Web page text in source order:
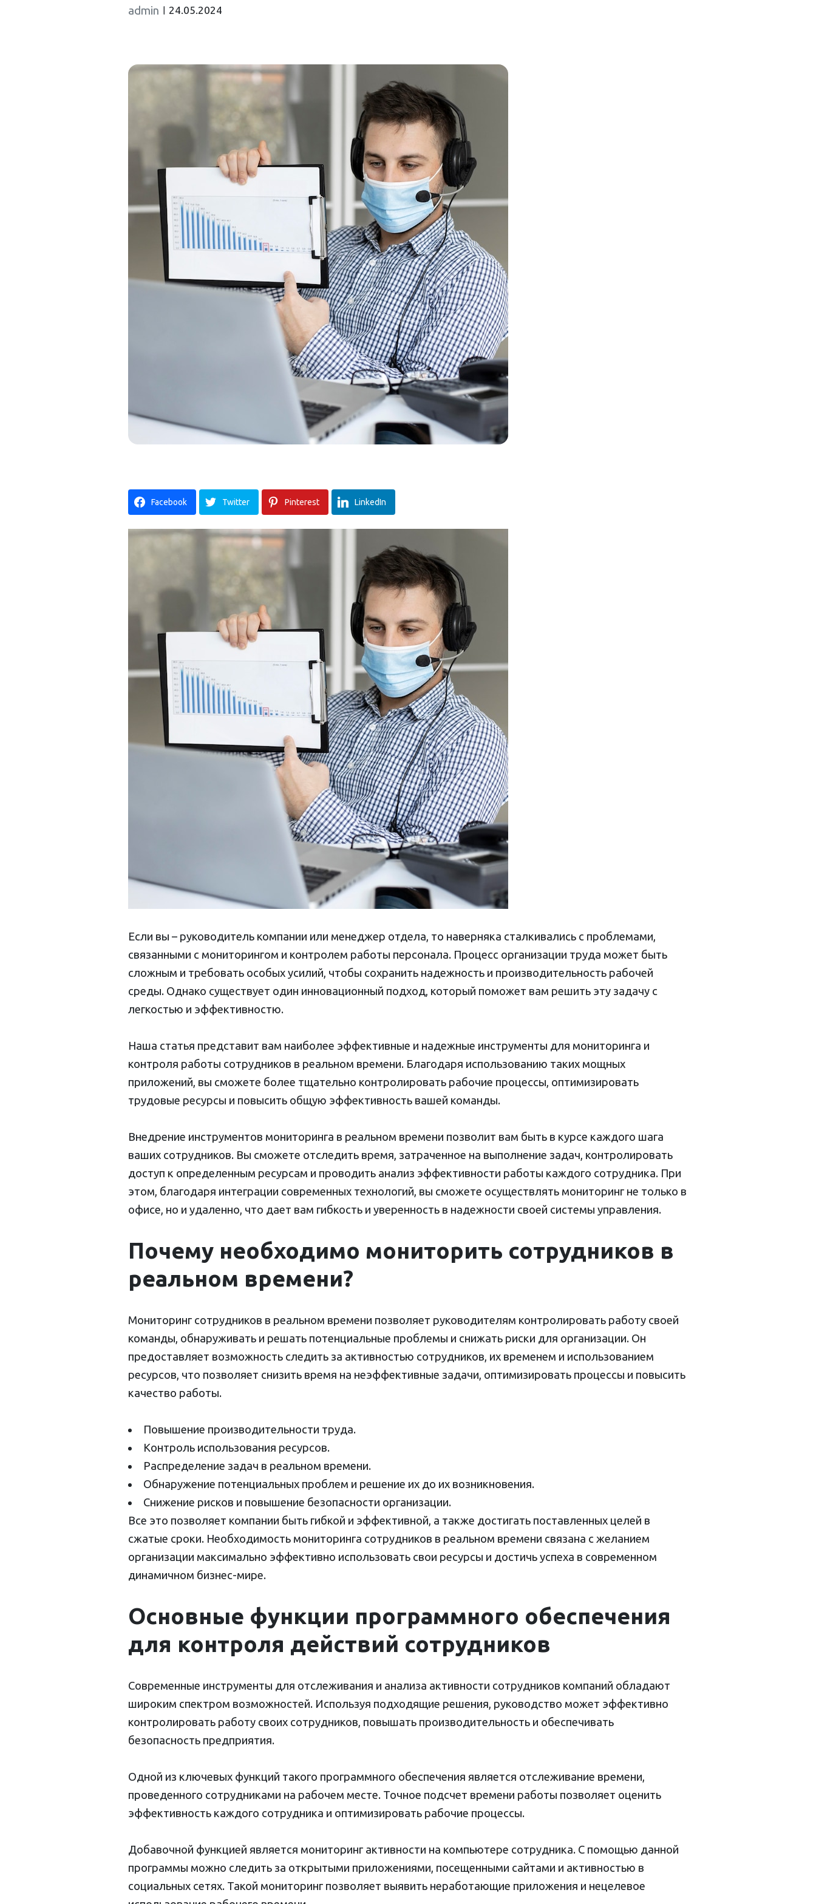
admin 24.05.2024
Facebook Twitter Pinterest LinkedIn
Если вы – руководитель компании или менеджер отдела, то наверняка сталкивались с проблемами,
связанными с мониторингом и контролем работы персонала. Процесс организации труда может быть
сложным и требовать особых усилий, чтобы сохранить надежность и производительность рабочей
среды. Однако существует один инновационный подход, который поможет вам решить эту задачу с
легкостью и эффективностю.
Наша статья представит вам наиболее эффективные и надежные инструменты для мониторинга и
контроля работы сотрудников в реальном времени. Благодаря использованию таких мощных
приложений, вы сможете более тщательно контролировать рабочие процессы, оптимизировать
трудовые ресурсы и повысить общую эффективность вашей команды.
Внедрение инструментов мониторинга в реальном времени позволит вам быть в курсе каждого шага
ваших сотрудников. Вы сможете отследить время, затраченное на выполнение задач, контролировать
доступ к определенным ресурсам и проводить анализ эффективности работы каждого сотрудника. При
этом, благодаря интеграции современных технологий, вы сможете осуществлять мониторинг не только в
офисе, но и удаленно, что дает вам гибкость и уверенность в надежности своей системы управления.
Почему необходимо мониторить сотрудников в
реальном времени?
Мониторинг сотрудников в реальном времени позволяет руководителям контролировать работу своей
команды, обнаруживать и решать потенциальные проблемы и снижать риски для организации. Он
предоставляет возможность следить за активностью сотрудников, их временем и использованием
ресурсов, что позволяет снизить время на неэффективные задачи, оптимизировать процессы и повысить
качество работы.
Повышение производительности труда.
Контроль использования ресурсов.
Распределение задач в реальном времени.
Обнаружение потенциальных проблем и решение их до их возникновения.
Снижение рисков и повышение безопасности организации.
Все это позволяет компании быть гибкой и эффективной, а также достигать поставленных целей в
сжатые сроки. Необходимость мониторинга сотрудников в реальном времени связана с желанием
организации максимально эффективно использовать свои ресурсы и достичь успеха в современном
динамичном бизнес-мире.
Основные функции программного обеспечения
для контроля действий сотрудников
Современные инструменты для отслеживания и анализа активности сотрудников компаний обладают
широким спектром возможностей. Используя подходящие решения, руководство может эффективно
контролировать работу своих сотрудников, повышать производительность и обеспечивать
безопасность предприятия.
Одной из ключевых функций такого программного обеспечения является отслеживание времени,
проведенного сотрудниками на рабочем месте. Точное подсчет времени работы позволяет оценить
эффективность каждого сотрудника и оптимизировать рабочие процессы.
Добавочной функцией является мониторинг активности на компьютере сотрудника. С помощью данной
программы можно следить за открытыми приложениями, посещенными сайтами и активностью в
социальных сетях. Такой мониторинг позволяет выявить неработающие приложения и нецелевое